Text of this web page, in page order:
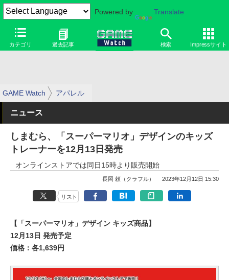
Powered by Translate
カテゴリ 過去記事 検索 Impressサイト
GAME Watch アパレル
ニュース
しまむら、「スーパーマリオ」デザインのキッズ
トレーナーを12月13日発売
オンラインストアでは同日15時より販売開始
長岡 頼（クラフル） 2023年12月12日 15:30
リスト
【「スーパーマリオ」デザイン キッズ商品】
12月13日 発売予定
価格：各1,639円